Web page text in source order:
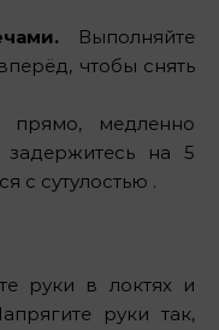
Выполняйте
чтобы снять
медленно
на 5
с сутулостью .
руки в локтях и
руки так,